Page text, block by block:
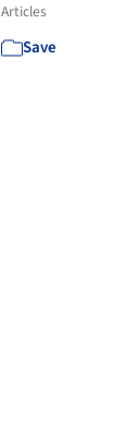
Articles
Save